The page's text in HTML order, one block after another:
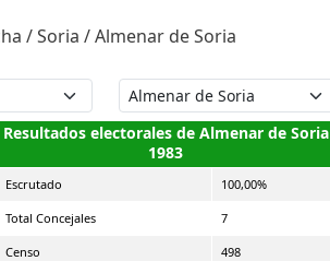
/ Soria / Almenar de Soria
Resultados electorales de Almenar de Soria
1983
Escrutado 100,00%
Total Concejales 7
Censo 498